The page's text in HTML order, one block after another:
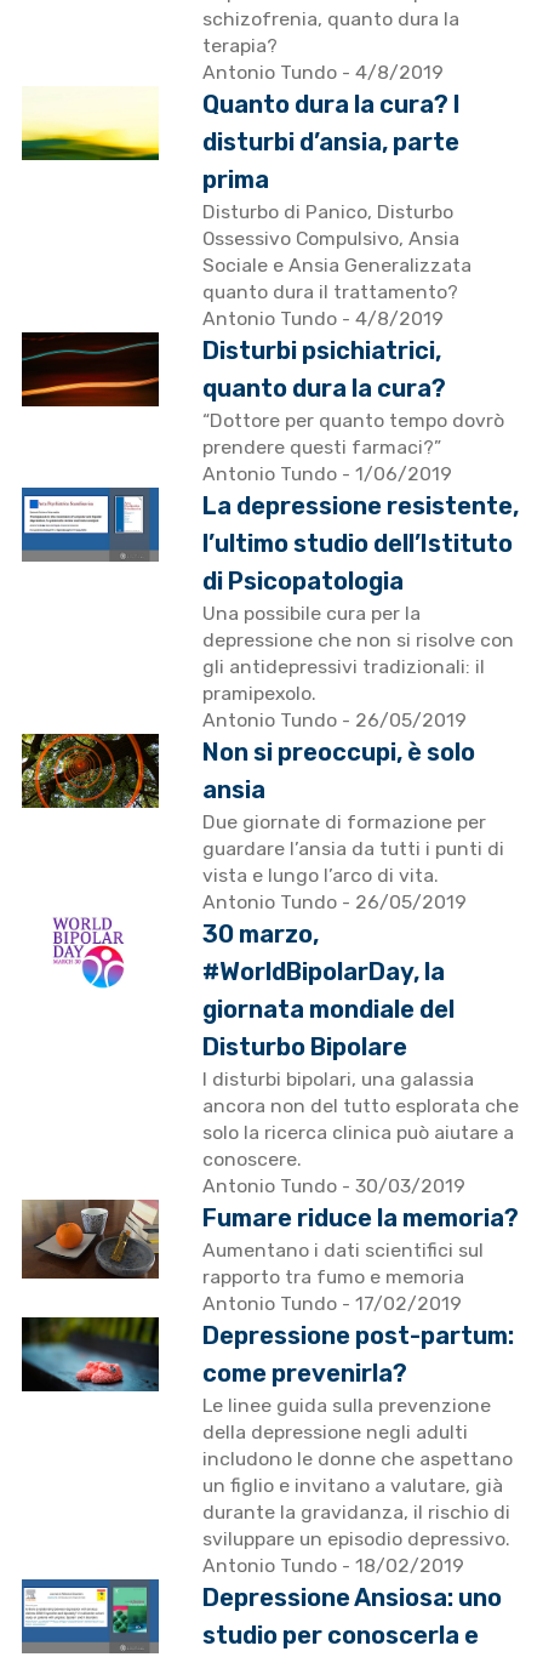
schizofrenia, quanto dura la
terapia?
Antonio Tundo - 4/8/2019
Quanto dura la cura? I
disturbi d’ansia, parte
prima
Disturbo di Panico, Disturbo
Ossessivo Compulsivo, Ansia
Sociale e Ansia Generalizzata
quanto dura il trattamento?
Antonio Tundo - 4/8/2019
Disturbi psichiatrici,
quanto dura la cura?
“Dottore per quanto tempo dovrò
prendere questi farmaci?”
Antonio Tundo - 1/06/2019
La depressione resistente,
l’ultimo studio dell’Istituto
di Psicopatologia
Una possibile cura per la
depressione che non si risolve con
gli antidepressivi tradizionali: il
pramipexolo.
Antonio Tundo - 26/05/2019
Non si preoccupi, è solo
ansia
Due giornate di formazione per
guardare l’ansia da tutti i punti di
vista e lungo l’arco di vita.
Antonio Tundo - 26/05/2019
30 marzo,
#WorldBipolarDay, la
giornata mondiale del
Disturbo Bipolare
I disturbi bipolari, una galassia
ancora non del tutto esplorata che
solo la ricerca clinica può aiutare a
conoscere.
Antonio Tundo - 30/03/2019
Fumare riduce la memoria?
Aumentano i dati scientifici sul
rapporto tra fumo e memoria
Antonio Tundo - 17/02/2019
Depressione post-partum:
come prevenirla?
Le linee guida sulla prevenzione
della depressione negli adulti
includono le donne che aspettano
un figlio e invitano a valutare, già
durante la gravidanza, il rischio di
sviluppare un episodio depressivo.
Antonio Tundo - 18/02/2019
Depressione Ansiosa: uno
studio per conoscerla e